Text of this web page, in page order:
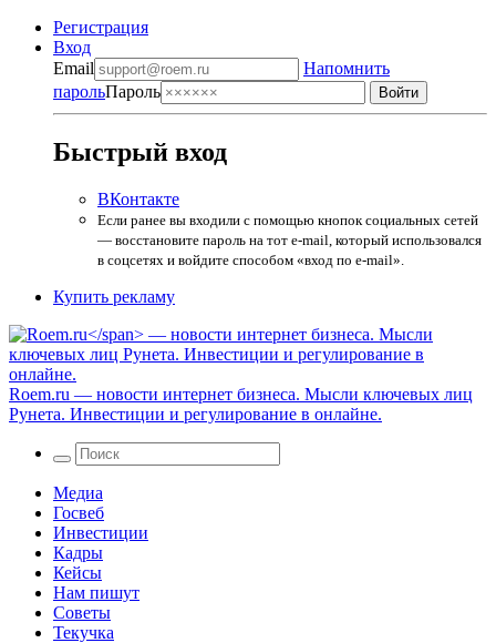
Регистрация
Вход
Email
Напомнить
парольПароль
Быстрый вход
ВКонтакте
Если ранее вы входили с помощью кнопок социальных сетей
— восстановите пароль на тот e-mail, который использовался
в соцсетях и войдите способом «вход по e-mail».
Купить рекламу
Roem.ru — новости интернет бизнеса. Мысли ключевых лиц
Рунета. Инвестиции и регулирование в онлайне.
Медиа
Госвеб
Инвестиции
Кадры
Кейсы
Нам пишут
Советы
Текучка